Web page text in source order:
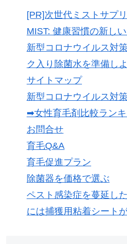
[PR]次世代ミストサプ
MIST: 健康習慣の新し
新型コロナウイルス対
ク入り除菌水を準備し
サイトマップ
新型コロナウイルス対
➡女性育毛剤比較ラン
お問合せ
育毛Q&A
育毛促進プラン
除菌器を価格で選ぶ
ペスト感染症を蔓延し
には捕獲用粘着シート